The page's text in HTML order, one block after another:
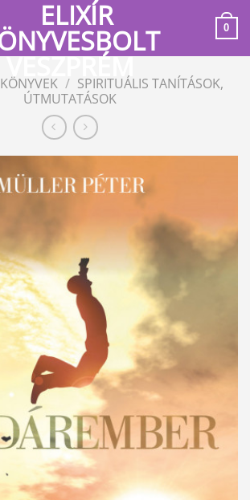
0
KÖNYVEK / SPIRITUÁLIS TANÍTÁSOK,
ÚTMUTATÁSOK